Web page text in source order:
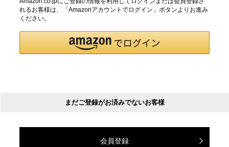
れるお客様は、「Amazonアカウントでログイン」ボタンよりお進み
ください。
まだご登録がお済みでないお客様
会員登録